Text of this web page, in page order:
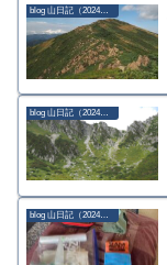
blog 山日記（2024年）
blog 山日記（2024年）
blog 山日記（2024年）